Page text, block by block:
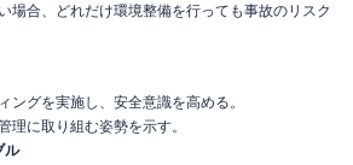
場合、どれだけ環境整備を行っても事故のリスク
ングを実施し、安全意識を高める。
理に取り組む姿勢を示す。
ル